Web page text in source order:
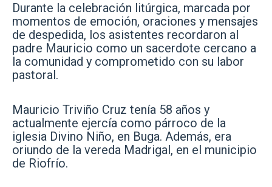
Durante la celebración litúrgica, marcada por
momentos de emoción, oraciones y mensajes
de despedida, los asistentes recordaron al
padre Mauricio como un sacerdote cercano a
la comunidad y comprometido con su labor
pastoral.
Mauricio Triviño Cruz tenía 58 años y
actualmente ejercía como párroco de la
iglesia Divino Niño, en Buga. Además, era
oriundo de la vereda Madrigal, en el municipio
de Riofrío.